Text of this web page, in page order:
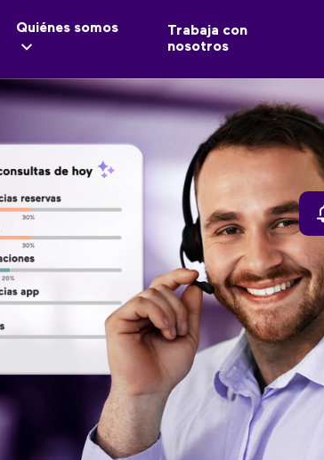
Quiénes somos
Trabaja con
nosotros